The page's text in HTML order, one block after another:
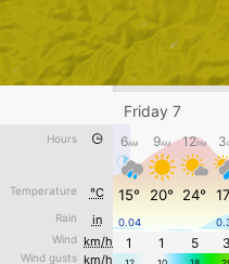
#PipIvanToday...
pimrec_project